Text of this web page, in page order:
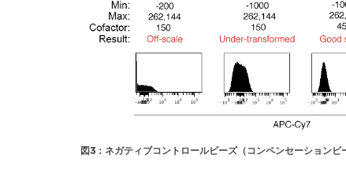
図3：ネガティブコントロールビーズ（コンペンセーション